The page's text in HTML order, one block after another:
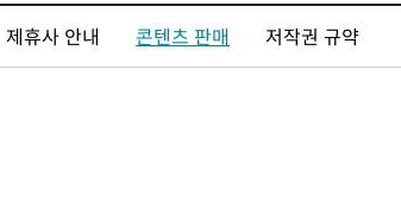
[속보] SKT, 에이닷 서비스 장애 발생…"원인 파악 중"
제휴사 안내 콘텐츠 판매 저작권 규약